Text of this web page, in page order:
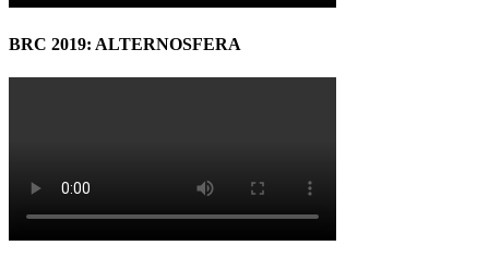
BRC 2019: ALTERNOSFERA